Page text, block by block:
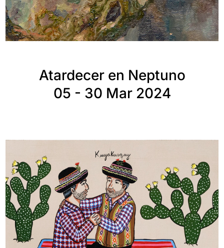
Atardecer en Neptuno
05 - 30 Mar 2024